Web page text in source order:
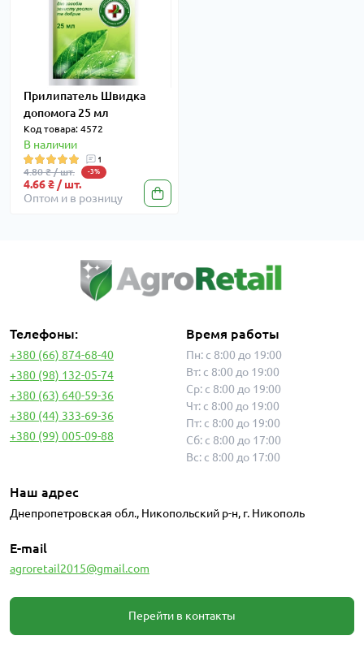
Прилипатель Швидка
допомога 25 мл
Код товара: 4572
В наличии
1
4.80 ₴ / шт. -3%
4.66 ₴ / шт.
Оптом и в розницу
Телефоны:
+380 (66) 874-68-40
+380 (98) 132-05-74
+380 (63) 640-59-36
+380 (44) 333-69-36
+380 (99) 005-09-88
Время работы
Пн: с 8:00 до 19:00
Вт: с 8:00 до 19:00
Ср: с 8:00 до 19:00
Чт: с 8:00 до 19:00
Пт: с 8:00 до 19:00
Сб: с 8:00 до 17:00
Вс: с 8:00 до 17:00
Наш адрес
Днепропетровская обл., Никопольский р-н, г. Никополь
E-mail
agroretail2015@gmail.com
Перейти в контакты